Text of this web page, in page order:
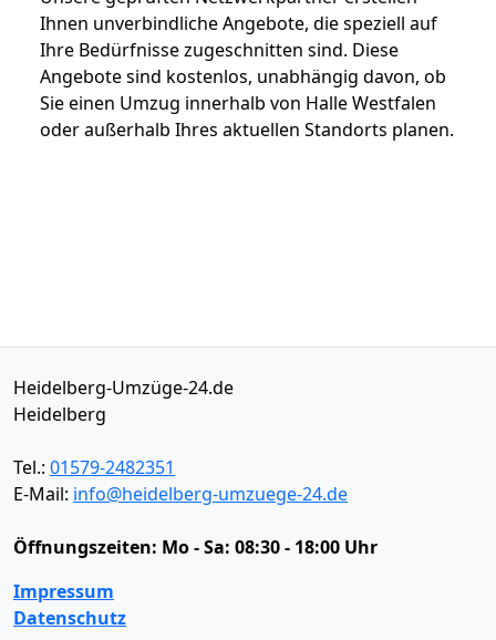
Ihnen unverbindliche Angebote, die speziell auf
Ihre Bedürfnisse zugeschnitten sind. Diese
Angebote sind kostenlos, unabhängig davon, ob
Sie einen Umzug innerhalb von Halle Westfalen
oder außerhalb Ihres aktuellen Standorts planen.
Heidelberg-Umzüge-24.de
Heidelberg
Tel.: 01579-2482351
E-Mail: info@heidelberg-umzuege-24.de
Öffnungszeiten: Mo - Sa: 08:30 - 18:00 Uhr
Impressum
Datenschutz